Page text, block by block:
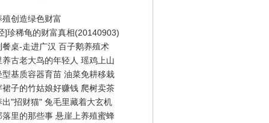
殖创造绿色财富
]珍稀龟的财富真相(20140903)
餐桌-走进广汉 百子鹅养殖术
养古老大鸟的年轻人 瑶鸡上山
型基质容器育苗 油菜免耕移栽
裙子的竹姑娘好赚钱 爬树卖茶
出"招财猫" 兔毛里藏着大玄机
落里的那些事 悬崖上养殖蜜蜂